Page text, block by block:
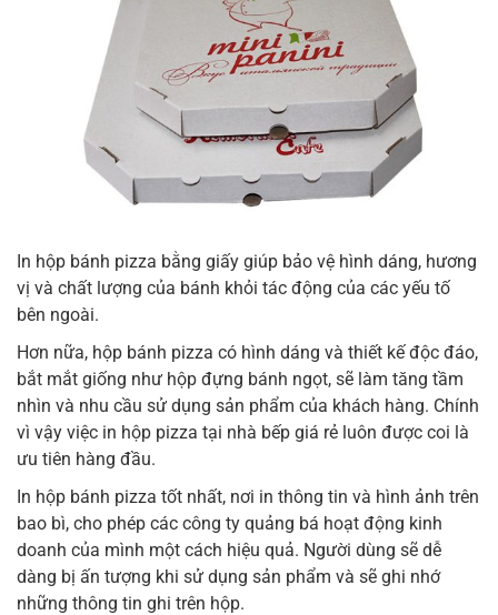
In hộp bánh pizza bằng giấy giúp bảo vệ hình dáng, hương
vị và chất lượng của bánh khỏi tác động của các yếu tố
bên ngoài.
Hơn nữa, hộp bánh pizza có hình dáng và thiết kế độc đáo,
bắt mắt giống như hộp đựng bánh ngọt, sẽ làm tăng tầm
nhìn và nhu cầu sử dụng sản phẩm của khách hàng. Chính
vì vậy việc in hộp pizza tại nhà bếp giá rẻ luôn được coi là
ưu tiên hàng đầu.
In hộp bánh pizza tốt nhất, nơi in thông tin và hình ảnh trên
bao bì, cho phép các công ty quảng bá hoạt động kinh
doanh của mình một cách hiệu quả. Người dùng sẽ dễ
dàng bị ấn tượng khi sử dụng sản phẩm và sẽ ghi nhớ
những thông tin ghi trên hộp.